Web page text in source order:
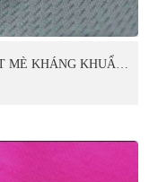
MÈ KHÁNG KHUẨN